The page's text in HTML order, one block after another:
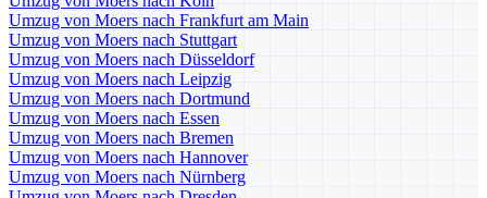
Umzug von Moers nach Frankfurt am Main
Umzug von Moers nach Stuttgart
Umzug von Moers nach Düsseldorf
Umzug von Moers nach Leipzig
Umzug von Moers nach Dortmund
Umzug von Moers nach Essen
Umzug von Moers nach Bremen
Umzug von Moers nach Hannover
Umzug von Moers nach Nürnberg